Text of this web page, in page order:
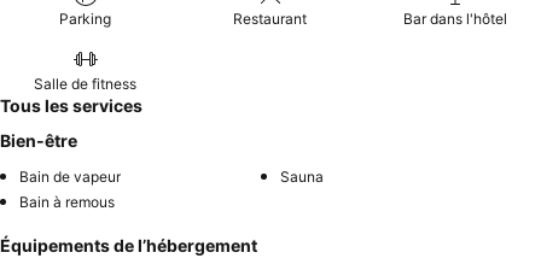
Parking Restaurant Bar dans l'hôtel
Salle de fitness
Tous les services
Bien-être
Bain de vapeur
Sauna
Bain à remous
Équipements de l’hébergement